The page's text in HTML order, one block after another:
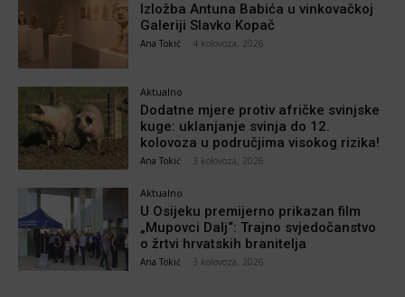
Izložba Antuna Babića u vinkovačkoj
Galeriji Slavko Kopač
Ana Tokić 4 kolovoza, 2026
Aktualno
Dodatne mjere protiv afričke svinjske
kuge: uklanjanje svinja do 12.
kolovoza u područjima visokog rizika!
Ana Tokić 3 kolovoza, 2026
Aktualno
U Osijeku premijerno prikazan film
„Mupovci Dalj“: Trajno svjedočanstvo
o žrtvi hrvatskih branitelja
Ana Tokić 3 kolovoza, 2026